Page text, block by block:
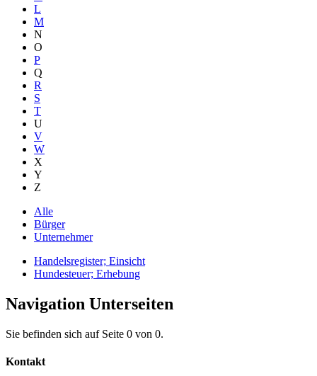
L
M
N
O
P
Q
R
S
T
U
V
W
X
Y
Z
Alle
Bürger
Unternehmer
Handelsregister; Einsicht
Hundesteuer; Erhebung
Navigation Unterseiten
Sie befinden sich auf Seite 0 von 0.
Kontakt